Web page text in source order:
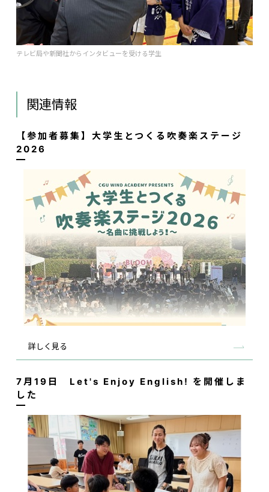
テレビ局や新聞社からインタビューを受ける学生
関連情報
【参加者募集】大学生とつくる吹奏楽ステージ
2026
詳しく見る
7月19日 Let's Enjoy English! を開催しま
した